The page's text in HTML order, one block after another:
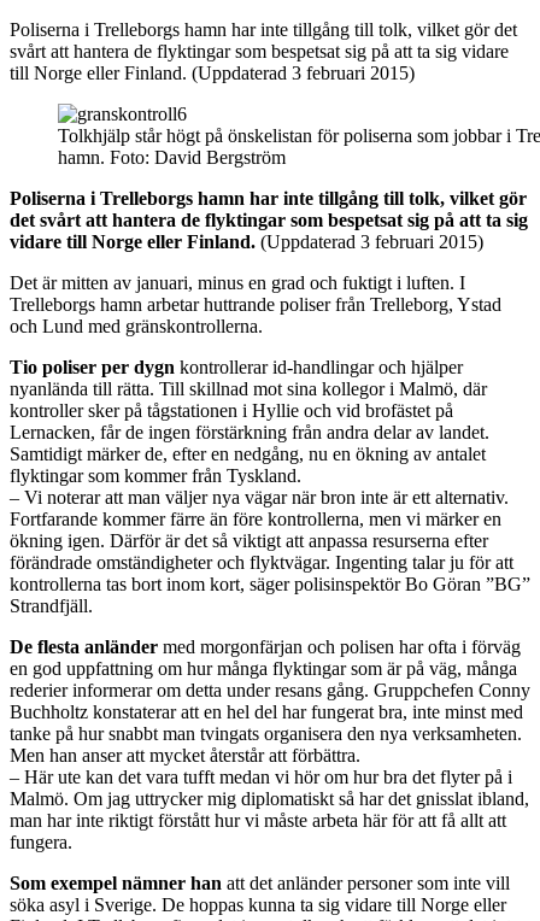
Poliserna i Trelleborgs hamn har inte tillgång till tolk, vilket gör det
svårt att hantera de flyktingar som bespetsat sig på att ta sig vidare
till Norge eller Finland. (Uppdaterad 3 februari 2015)
Tolkhjälp står högt på önskelistan för poliserna som jobbar i
hamn. Foto: David Bergström
Poliserna i Trelleborgs hamn har inte tillgång till tolk, vilket gör
det svårt att hantera de flyktingar som bespetsat sig på att ta sig
vidare till Norge eller Finland. (Uppdaterad 3 februari 2015)
Det är mitten av januari, minus en grad och fuktigt i luften. I
Trelleborgs hamn arbetar huttrande poliser från Trelleborg, Ystad
och Lund med gränskontrollerna.
Tio poliser per dygn kontrollerar id-handlingar och hjälper
nyanlända till rätta. Till skillnad mot sina kollegor i Malmö, där
kontroller sker på tågstationen i Hyllie och vid brofästet på
Lernacken, får de ingen förstärkning från andra delar av landet.
Samtidigt märker de, efter en nedgång, nu en ökning av antalet
flyktingar som kommer från Tyskland.
– Vi noterar att man väljer nya vägar när bron inte är ett alternativ.
Fortfarande kommer färre än före kontrollerna, men vi märker en
ökning igen. Därför är det så viktigt att anpassa resurserna efter
förändrade omständigheter och flyktvägar. Ingenting talar ju för att
kontrollerna tas bort inom kort, säger polisinspektör Bo Göran ”BG”
Strandfjäll.
De flesta anländer med morgonfärjan och polisen har ofta i förväg
en god uppfattning om hur många flyktingar som är på väg, många
rederier informerar om detta under resans gång. Gruppchefen Conny
Buchholtz konstaterar att en hel del har fungerat bra, inte minst med
tanke på hur snabbt man tvingats organisera den nya verksamheten.
Men han anser att mycket återstår att förbättra.
– Här ute kan det vara tufft medan vi hör om hur bra det flyter på i
Malmö. Om jag uttrycker mig diplomatiskt så har det gnisslat ibland,
man har inte riktigt förstått hur vi måste arbeta här för att få allt att
fungera.
Som exempel nämner han att det anländer personer som inte vill
söka asyl i Sverige. De hoppas kunna ta sig vidare till Norge eller